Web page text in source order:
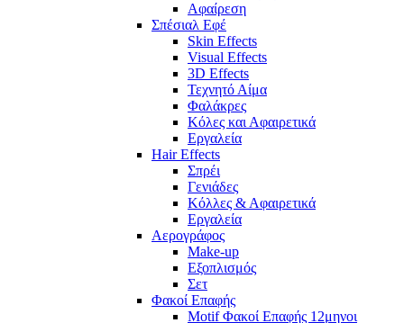
Αφαίρεση
Σπέσιαλ Εφέ
Skin Effects
Visual Effects
3D Effects
Τεχνητό Αίμα
Φαλάκρες
Κόλες και Αφαιρετικά
Εργαλεία
Hair Effects
Σπρέι
Γενιάδες
Κόλλες & Αφαιρετικά
Εργαλεία
Αερογράφος
Make-up
Εξοπλισμός
Σετ
Φακοί Επαφής
Motif Φακοί Επαφής 12μηνοι